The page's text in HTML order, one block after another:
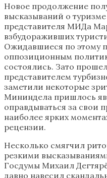
Новое продолжение
высказываний о
представителя МИДа
взбудораживших
Ожидавшиеся по этому
оппозиционным
состоялись. Зато
представителем
заметили некоторые
Мининдела пришлось
оправдываться за свои
наиболее ярких
рецензии.
Несколько смягчил
резкими
Госдумы Михаил
давно навесил